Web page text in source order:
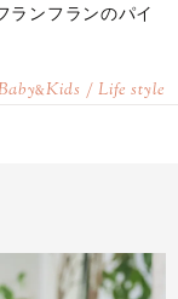
ランフランのパイ
&Kids / Life style